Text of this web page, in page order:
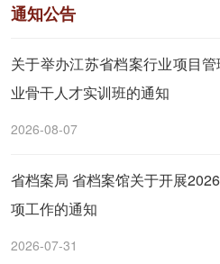
通知公告
关于举办江苏省档案行业项目
业骨干人才实训班的通知
2026-08-07
省档案局 省档案馆关于开展
项工作的通知
2026-07-31